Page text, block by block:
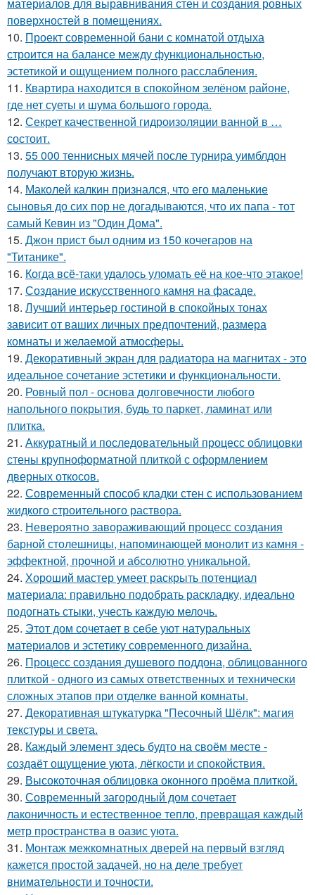
материалов для выравнивания стен и создания ровных
поверхностей в помещениях.
10. Проект современной бани с комнатой отдыха
строится на балансе между функциональностью,
эстетикой и ощущением полного расслабления.
11. Квартира находится в спокойном зелёном районе,
где нет суеты и шума большого города.
12. Секрет качественной гидроизоляции ванной в …
состоит.
13. 55 000 теннисных мячей после турнира уимблдон
получают вторую жизнь.
14. Маколей калкин признался, что его маленькие
сыновья до сих пор не догадываются, что их папа - тот
самый Кевин из "Один Дома".
15. Джон прист был одним из 150 кочегаров на
"Титанике".
16. Когда всё-таки удалось уломать её на кое-что этакое!
17. Создание искусственного камня на фасаде.
18. Лучший интерьер гостиной в спокойных тонах
зависит от ваших личных предпочтений, размера
комнаты и желаемой атмосферы.
19. Декоративный экран для радиатора на магнитах - это
идеальное сочетание эстетики и функциональности.
20. Ровный пол - основа долговечности любого
напольного покрытия, будь то паркет, ламинат или
плитка.
21. Аккуратный и последовательный процесс облицовки
стены крупноформатной плиткой с оформлением
дверных откосов.
22. Современный способ кладки стен с использованием
жидкого строительного раствора.
23. Невероятно завораживающий процесс создания
барной столешницы, напоминающей монолит из камня -
эффектной, прочной и абсолютно уникальной.
24. Хороший мастер умеет раскрыть потенциал
материала: правильно подобрать раскладку, идеально
подогнать стыки, учесть каждую мелочь.
25. Этот дом сочетает в себе уют натуральных
материалов и эстетику современного дизайна.
26. Процесс создания душевого поддона, облицованного
плиткой - одного из самых ответственных и технически
сложных этапов при отделке ванной комнаты.
27. Декоративная штукатурка "Песочный Шёлк": магия
текстуры и света.
28. Каждый элемент здесь будто на своём месте -
создаёт ощущение уюта, лёгкости и спокойствия.
29. Высокоточная облицовка оконного проёма плиткой.
30. Современный загородный дом сочетает
лаконичность и естественное тепло, превращая каждый
метр пространства в оазис уюта.
31. Монтаж межкомнатных дверей на первый взгляд
кажется простой задачей, но на деле требует
внимательности и точности.